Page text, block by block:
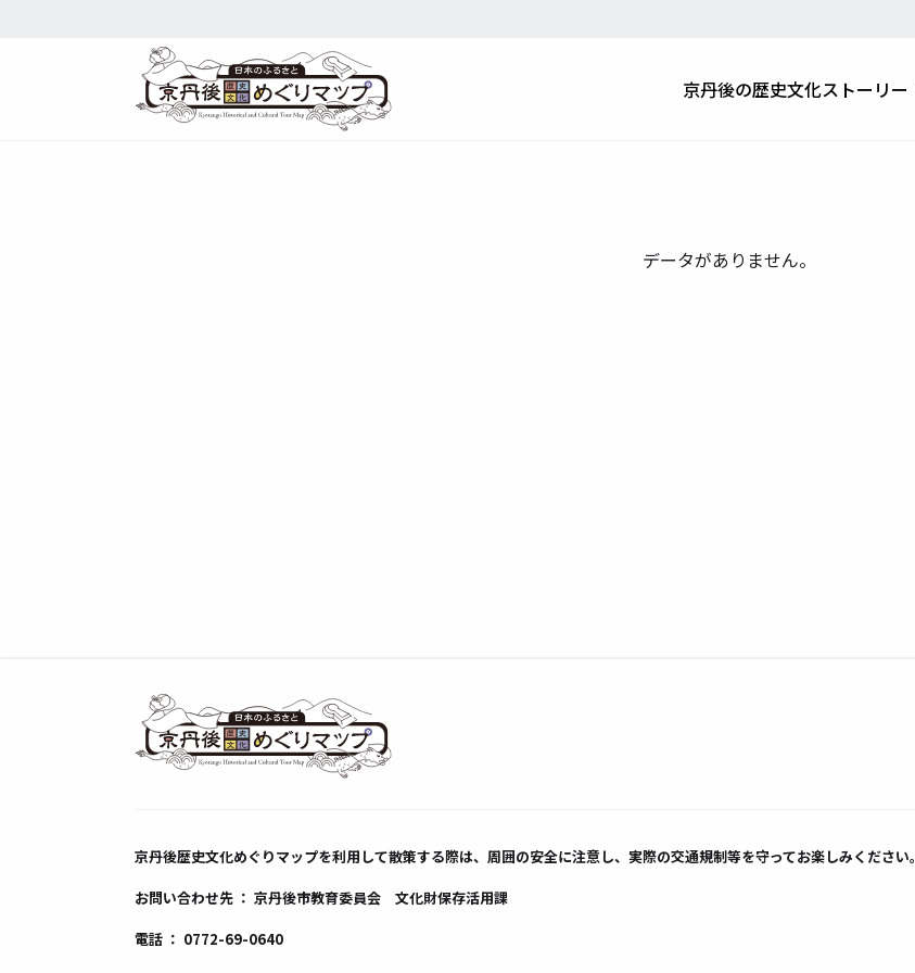
京丹後の歴史文化ストーリー
データがありません。
京丹後歴史文化めぐりマップを利用して散策する際は、周囲の安全に注意し、実際の交通規制等を守ってお楽しみください。
お問い合わせ先 ： 京丹後市教育委員会 文化財保存活用課
電話 ： 0772-69-0640